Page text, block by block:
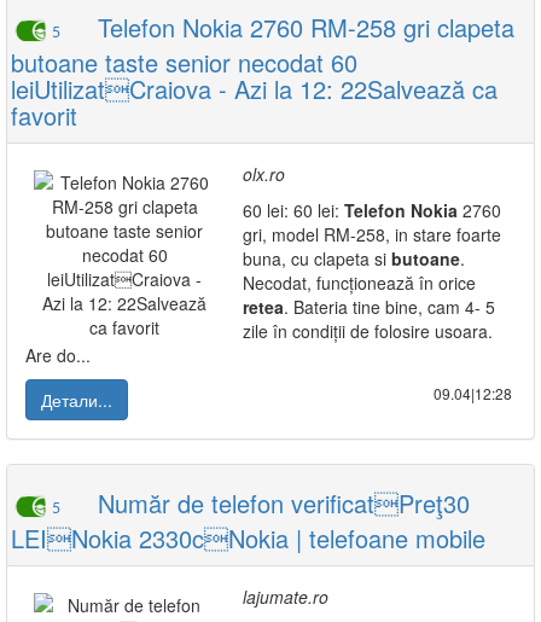
5
Telefon Nokia 2760 RM-258 gri clapeta
butoane taste senior necodat 60
leiUtilizatCraiova - Azi la 12: 22Salvează ca
favorit
olx.ro
60 lei: 60 lei: Telefon Nokia 2760
gri, model RM-258, in stare foarte
buna, cu clapeta si butoane.
Necodat, funcționează în orice
retea. Bateria tine bine, cam 4- 5
zile în condiții de folosire usoara.
Are do...
Детали...
09.04|12:28
5
Număr de telefon verificatPreţ30
LEINokia 2330cNokia | telefoane mobile
lajumate.ro